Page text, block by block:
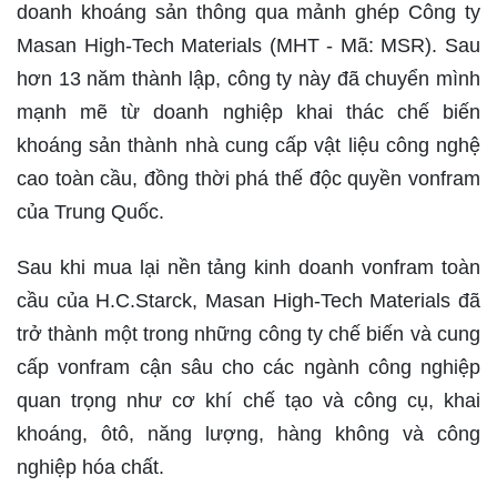
doanh khoáng sản thông qua mảnh ghép Công ty
Masan High-Tech Materials (MHT - Mã: MSR). Sau
hơn 13 năm thành lập, công ty này đã chuyển mình
mạnh mẽ từ doanh nghiệp khai thác chế biến
khoáng sản thành nhà cung cấp vật liệu công nghệ
cao toàn cầu, đồng thời phá thế độc quyền vonfram
của Trung Quốc.
Sau khi mua lại nền tảng kinh doanh vonfram toàn
cầu của H.C.Starck, Masan High-Tech Materials đã
trở thành một trong những công ty chế biến và cung
cấp vonfram cận sâu cho các ngành công nghiệp
quan trọng như cơ khí chế tạo và công cụ, khai
khoáng, ôtô, năng lượng, hàng không và công
nghiệp hóa chất.